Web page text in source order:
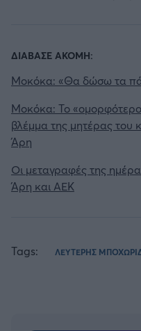
ΔΙΑΒΑΣΕ ΑΚΟΜΗ:
Μοκόκα: «Θα δώσω τα
Μοκόκα: Το
βλέμμα της μητέρας του
Άρη
Οι μεταγραφές της
Άρη και ΑΕΚ
Tags: ΛΕΥΤΕΡΗΣ